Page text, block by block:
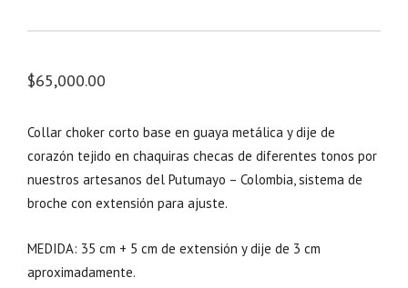
$65,000.00
Collar choker corto base en guaya metálica y dije de
corazón tejido en chaquiras checas de diferentes tonos por
nuestros artesanos del Putumayo – Colombia, sistema de
broche con extensión para ajuste.
MEDIDA: 35 cm + 5 cm de extensión y dije de 3 cm
aproximadamente.